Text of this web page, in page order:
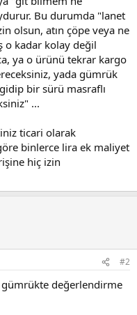
Bu durumda "lanet
olsun, atın çöpe veya ne
o kadar kolay değil
ya o ürünü tekrar kargo
yada gümrük
bir sürü masraflı
...
ticari olarak
binlerce lira ek maliyet
hiç izin
#2
değerlendirme